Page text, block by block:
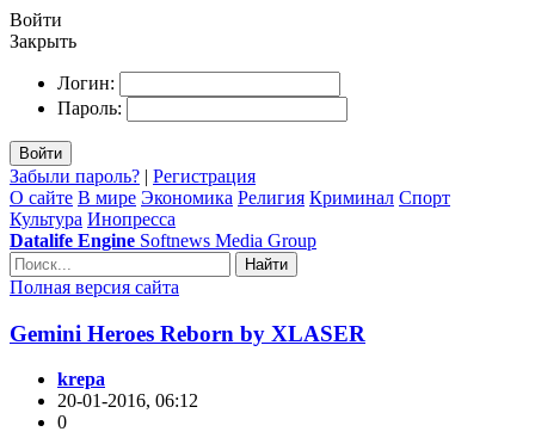
Войти
Закрыть
Логин:
Пароль:
Войти
Забыли пароль? | Регистрация
О сайте В мире Экономика Религия Криминал Спорт
Культура Инопресса
Datalife Engine Softnews Media Group
Найти
Полная версия сайта
Gemini Heroes Reborn by XLASER
krepa
20-01-2016, 06:12
0